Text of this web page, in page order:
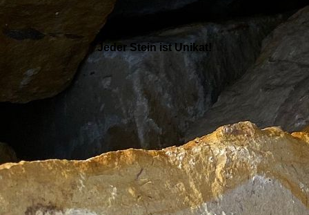
Jeder Stein ist Unikat!